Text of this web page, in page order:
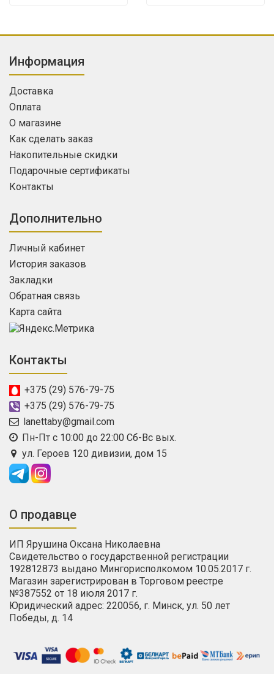
Информация
Доставка
Оплата
О магазине
Как сделать заказ
Накопительные скидки
Подарочные сертификаты
Контакты
Дополнительно
Личный кабинет
История заказов
Закладки
Обратная связь
Карта сайта
Контакты
+375 (29) 576-79-75
+375 (29) 576-79-75
lanettaby@gmail.com
Пн-Пт с 10:00 до 22:00 Сб-Вс вых.
ул. Героев 120 дивизии, дом 15
О продавце
ИП Ярушина Оксана Николаевна
Свидетельство о государственной регистрации
192812873 выдано Мингорисполкомом 10.05.2017 г.
Магазин зарегистрирован в Торговом реестре
№387552 от 18 июля 2017 г.
Юридический адрес: 220056, г. Минск, ул. 50 лет
Победы, д. 14